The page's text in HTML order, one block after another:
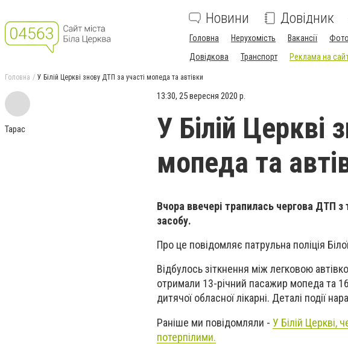
Новини Довідник
Головна Нерухомість Вакансії
Довідкова
Транспорт Реклама на
Головна У Білій Церкві знову ДТП за участі мопеда та автівки
Тарас
13:30, 25 вересня 2020 р.
У Білій Церкві
мопеда та
Вчора ввечері трапилась чергова ДТП
засобу.
Про це повідомляє патрульна поліція
Відбулось зіткнення між легковою
отримали 13-річний пасажир мопеда та
дитячої обласної лікарні. Деталі події
Раніше ми повідомляли - У Білій Церкві,
потерпілими.